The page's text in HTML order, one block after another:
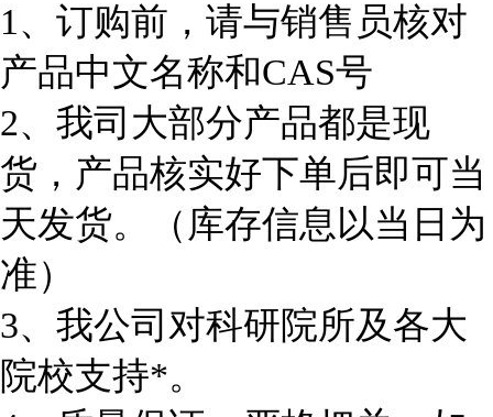
1、订购前，请与销售员核对
产品中文名称和CAS号
2、我司大部分产品都是现
货，产品核实好下单后即可当
天发货。（库存信息以当日为
准）
3、我公司对科研院所及各大
院校支持*。